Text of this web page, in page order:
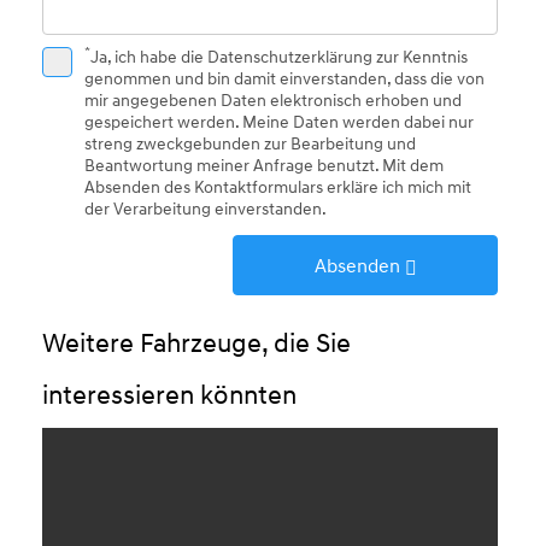
*Ja, ich habe die Datenschutzerklärung zur Kenntnis
genommen und bin damit einverstanden, dass die von
mir angegebenen Daten elektronisch erhoben und
gespeichert werden. Meine Daten werden dabei nur
streng zweckgebunden zur Bearbeitung und
Beantwortung meiner Anfrage benutzt. Mit dem
Absenden des Kontaktformulars erkläre ich mich mit
der Verarbeitung einverstanden.
Absenden
Weitere Fahrzeuge, die Sie
interessieren könnten